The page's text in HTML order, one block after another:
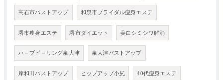
高石市バストアップ 和泉市ブライダル瘦身エステ
堺市瘦身エステ 堺市ダイエット 美白シミシワ解消
ハ－ブピ－リング泉大津 泉大津バストアップ
岸和田バストアップ ヒップアップ小尻 40代瘦身エステ